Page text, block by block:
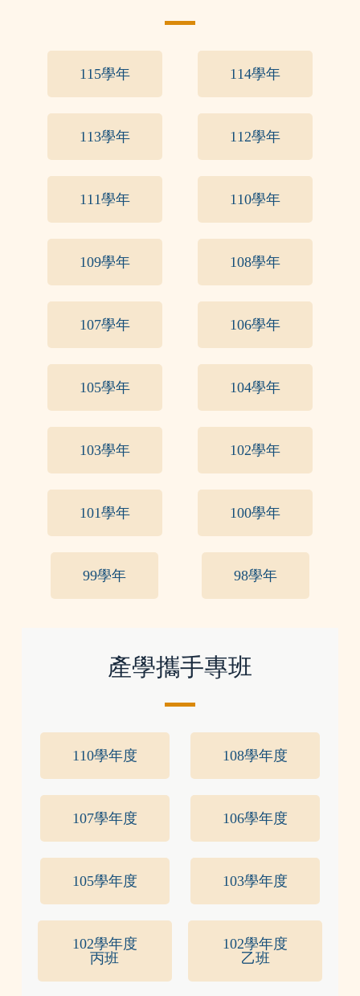
115學年 114學年
113學年 112學年
111學年 110學年
109學年 108學年
107學年 106學年
105學年 104學年
103學年 102學年
101學年 100學年
99學年 98學年
產學攜手專班
110學年度 108學年度
107學年度 106學年度
105學年度 103學年度
102學年度
丙班
102學年度
乙班